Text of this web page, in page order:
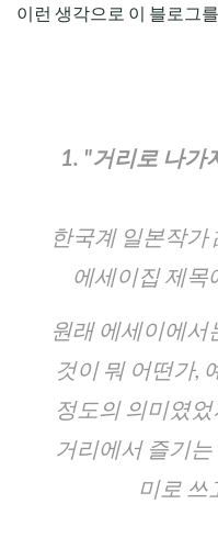
이런 생각으로 이 블로그
1. "거리로 나가
한국계 일본작가
에세이집 제목
원래 에세이에서
것이 뭐 어떤가,
정도의 의미였었
거리에서 즐기
미로 쓰